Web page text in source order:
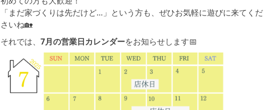
「まだ家づくりは先だけど…」という方も、ぜひお気軽に遊びに来てくだ
さいね🏡
それでは、 7月の営業日カレンダーをお知らせします📅